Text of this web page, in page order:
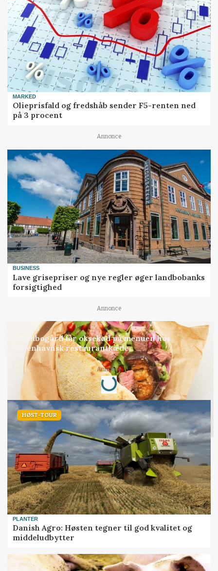
MARKED
Olieprisfald og fredshåb sender F5-renten ned
på 3 procent
Annonce
BUSINESS
Lave grisepriser og nye regler øger landbobanks
forsigtighed
Annonce
BUSINESS
Grambogård får oksekød på menuen hos
københavnsk restaurantkæde
Annonce
Loading...
HØST-TOUR
PLANTER
Danish Agro: Høsten tegner til god kvalitet og
middeludbytter